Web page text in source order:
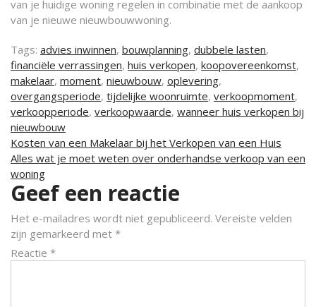
van je huidige woning regelen in combinatie met de aankoop
van je nieuwe nieuwbouwwoning.
Tags: advies inwinnen, bouwplanning, dubbele lasten,
financiële verrassingen, huis verkopen, koopovereenkomst,
makelaar, moment, nieuwbouw, oplevering,
overgangsperiode, tijdelijke woonruimte, verkoopmoment,
verkoopperiode, verkoopwaarde, wanneer huis verkopen bij
nieuwbouw
Berichtnavigatie
Kosten van een Makelaar bij het Verkopen van een Huis
Alles wat je moet weten over onderhandse verkoop van een
woning
Geef een reactie
Het e-mailadres wordt niet gepubliceerd. Vereiste velden
zijn gemarkeerd met *
Reactie *